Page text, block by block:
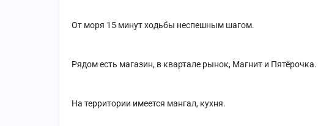
От моря 15 минут ходьбы неспешным шагом.
Рядом есть магазин, в квартале рынок, Магнит и Пятёрочка.
На территории имеется мангал, кухня.